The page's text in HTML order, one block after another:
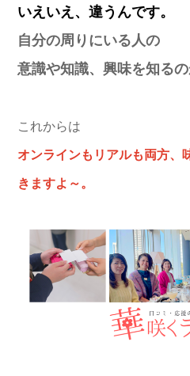
いえいえ、違うんです。
自分の周りにいる人の
意識や知識、興味を知るの
これからは
オンラインもリアルも両方、
きますよ～。